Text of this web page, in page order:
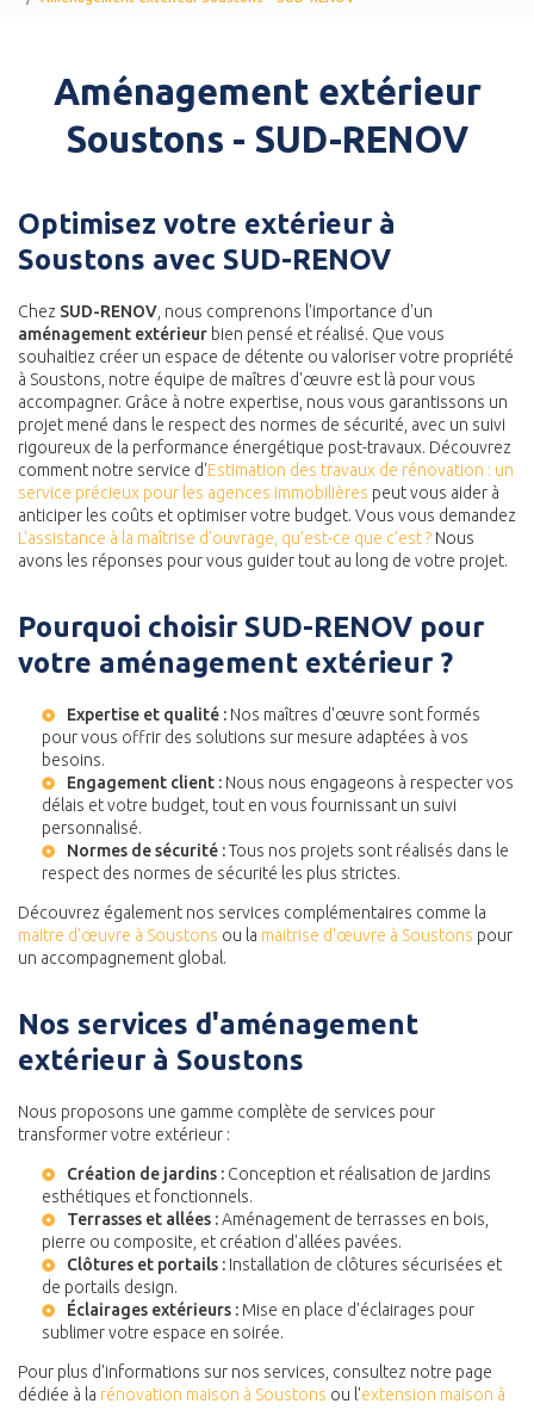
Aménagement extérieur
Soustons - SUD-RENOV
Optimisez votre extérieur à
Soustons avec SUD-RENOV
Chez SUD-RENOV , nous comprenons l'importance d'un
aménagement extérieur bien pensé et réalisé. Que vous
souhaitiez créer un espace de détente ou valoriser votre propriété
à Soustons, notre équipe de maîtres d'œuvre est là pour vous
accompagner. Grâce à notre expertise, nous vous garantissons un
projet mené dans le respect des normes de sécurité, avec un suivi
rigoureux de la performance énergétique post-travaux. Découvrez
comment notre service d'Estimation des travaux de rénovation : un
service précieux pour les agences immobilières peut vous aider à
anticiper les coûts et optimiser votre budget. Vous vous demandez
L'assistance à la maîtrise d’ouvrage, qu’est-ce que c’est ? Nous
avons les réponses pour vous guider tout au long de votre projet.
Pourquoi choisir SUD-RENOV pour
votre aménagement extérieur ?
Expertise et qualité : Nos maîtres d'œuvre sont formés
pour vous offrir des solutions sur mesure adaptées à vos
besoins.
Engagement client : Nous nous engageons à respecter vos
délais et votre budget, tout en vous fournissant un suivi
personnalisé.
Normes de sécurité :Tous nos projets sont réalisés dans le
respect des normes de sécurité les plus strictes.
Découvrez également nos services complémentaires comme la
maitre d'œuvre à Soustons ou la maitrise d'œuvre à Soustons pour
un accompagnement global.
Nos services d'aménagement
extérieur à Soustons
Nous proposons une gamme complète de services pour
transformer votre extérieur :
Création de jardins : Conception et réalisation de jardins
esthétiques et fonctionnels.
Terrasses et allées :Aménagement de terrasses en bois,
pierre ou composite, et création d'allées pavées.
Clôtures et portails : Installation de clôtures sécurisées et
de portails design.
Éclairages extérieurs : Mise en place d'éclairages pour
sublimer votre espace en soirée.
Pour plus d'informations sur nos services, consultez notre page
dédiée à la rénovation maison à Soustons ou l'extension maison à